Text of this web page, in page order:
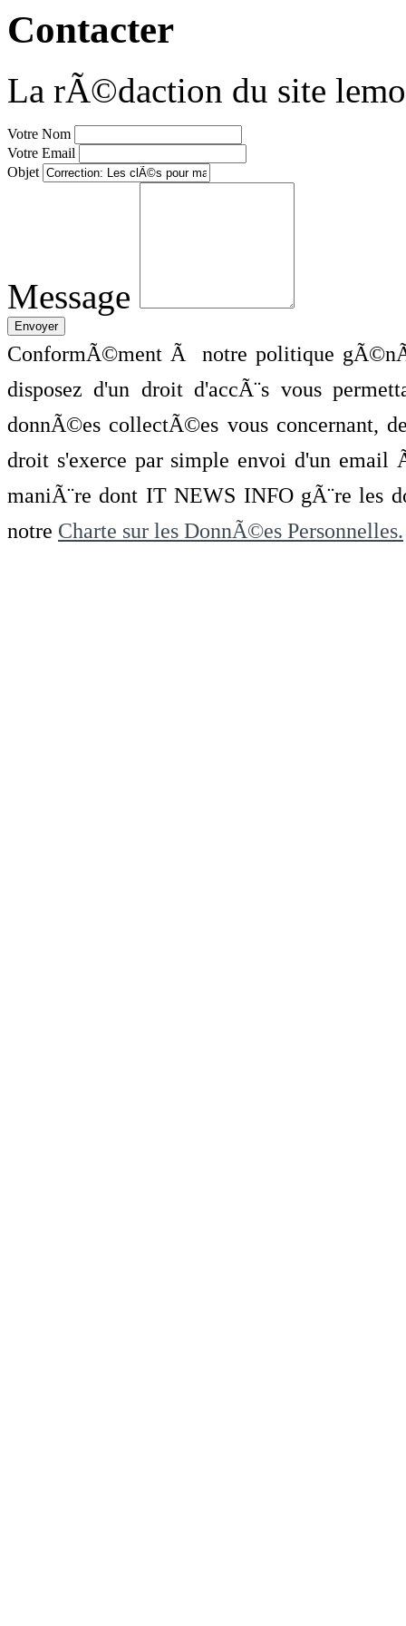
Contacter
La rÃ©daction du site
Votre Nom
Votre Email
Objet
Message
ConformÃ©ment Ã notre politique
disposez d'un droit d'accÃ¨s vous
donnÃ©es collectÃ©es vous concernant,
droit s'exerce par simple envoi d'un
maniÃ¨re dont IT NEWS INFO gÃ¨re les
notre Charte sur les DonnÃ©es Personnelles.